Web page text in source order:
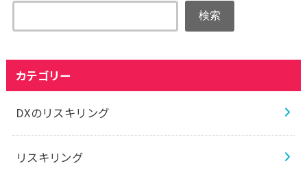
検索
カテゴリー
DXのリスキリング
リスキリング